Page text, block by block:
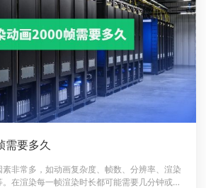
需要多久
非常多，如动画复杂度、帧数、分辨率、渲染
在渲染每一帧渲染时长都可能需要几分钟或者